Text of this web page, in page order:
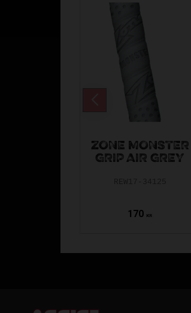
ZONE MONSTER
GRIP AIR GREY
170 KR